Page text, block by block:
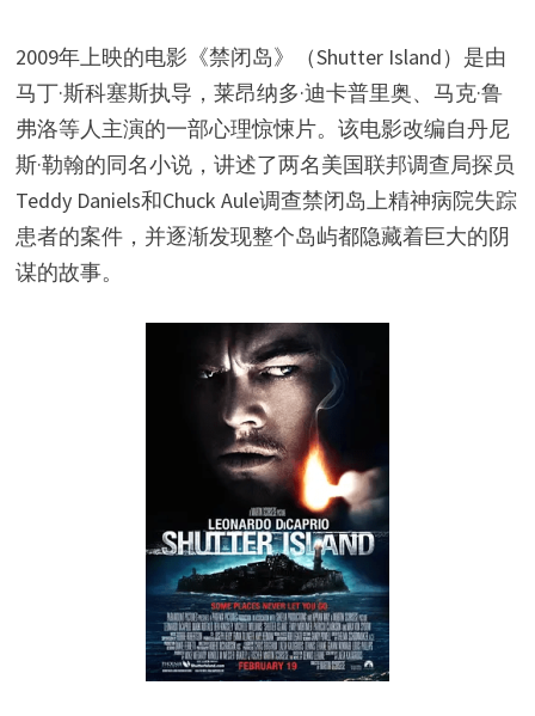
2009年上映的电影《禁闭岛》（Shutter Island）是由
马丁·斯科塞斯执导，莱昂纳多·迪卡普里奥、马克·鲁
弗洛等人主演的一部心理惊悚片。该电影改编自丹尼
斯·勒翰的同名小说，讲述了两名美国联邦调查局探员
Teddy Daniels和Chuck Aule调查禁闭岛上精神病院失踪
患者的案件，并逐渐发现整个岛屿都隐藏着巨大的阴
谋的故事。